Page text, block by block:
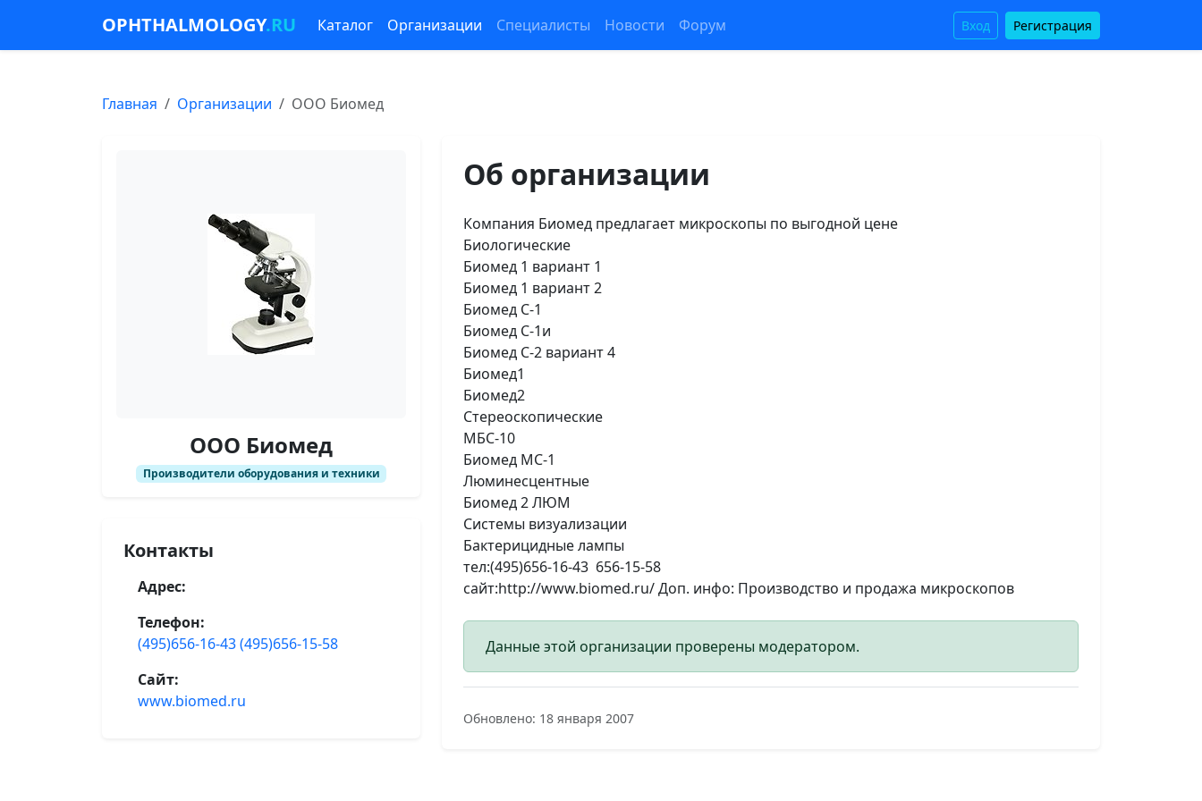
OPHTHALMOLOGY.RU Каталог Организации Специалисты Новости Форум Вход Регистрация
Главная Организации ООО Биомед
ООО Биомед
Производители оборудования и техники
Контакты
Адрес:
Телефон:
(495)656-16-43 (495)656-15-58
Сайт:
www.biomed.ru
Об организации
Компания Биомед предлагает микроскопы по выгодной цене
Биологические
Биомед 1 вариант 1
Биомед 1 вариант 2
Биомед С-1
Биомед С-1и
Биомед С-2 вариант 4
Биомед1
Биомед2
Стереоскопические
МБС-10
Биомед МС-1
Люминесцентные
Биомед 2 ЛЮМ
Системы визуализации
Бактерицидные лампы
тел:(495)656-16-43 656-15-58
сайт:http://www.biomed.ru/ Доп. инфо: Производство и продажа микроскопов
Данные этой организации проверены модератором.
Обновлено: 18 января 2007